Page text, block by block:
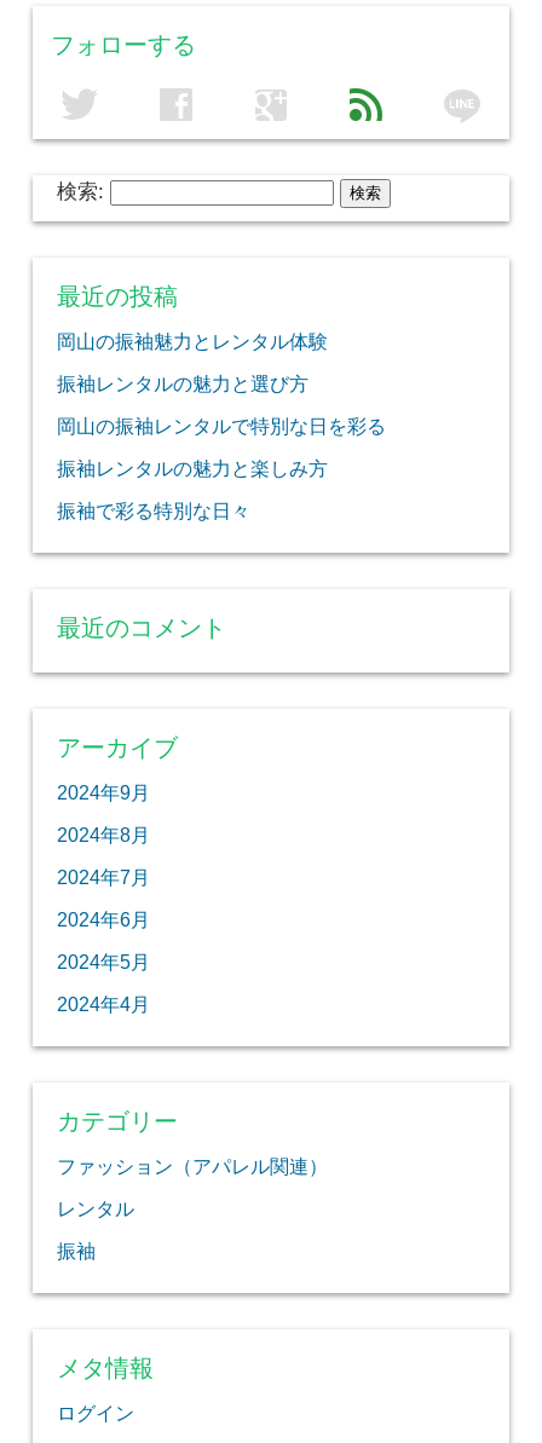
フォローする
twitter facebook google feed line
検索:
最近の投稿
岡山の振袖魅力とレンタル体験
振袖レンタルの魅力と選び方
岡山の振袖レンタルで特別な日を彩る
振袖レンタルの魅力と楽しみ方
振袖で彩る特別な日々
最近のコメント
アーカイブ
2024年9月
2024年8月
2024年7月
2024年6月
2024年5月
2024年4月
カテゴリー
ファッション（アパレル関連）
レンタル
振袖
メタ情報
ログイン